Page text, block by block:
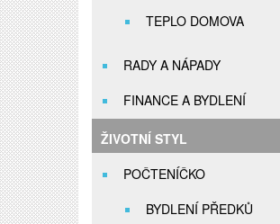
TEPLO DOMOVA
RADY A NÁPADY
FINANCE A BYDLENÍ
ŽIVOTNÍ STYL
POČTENÍČKO
BYDLENÍ PŘEDKŮ